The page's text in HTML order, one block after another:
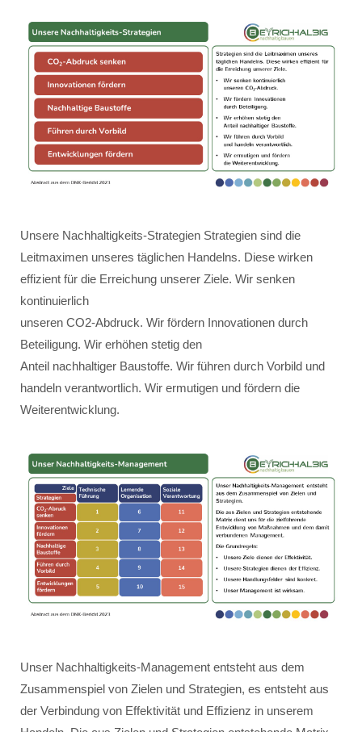
Unsere Nachhaltigkeits-Strategien Strategien sind die
Leitmaximen unseres täglichen Handelns. Diese wirken
effizient für die Erreichung unserer Ziele. Wir senken
kontinuierlich
unseren CO2-Abdruck. Wir fördern Innovationen durch
Beteiligung. Wir erhöhen stetig den
Anteil nachhaltiger Baustoffe. Wir führen durch Vorbild und
handeln verantwortlich. Wir ermutigen und fördern die
Weiterentwicklung.
Unser Nachhaltigkeits-Management entsteht aus dem
Zusammenspiel von Zielen und Strategien, es entsteht aus
der Verbindung von Effektivität und Effizienz in unserem